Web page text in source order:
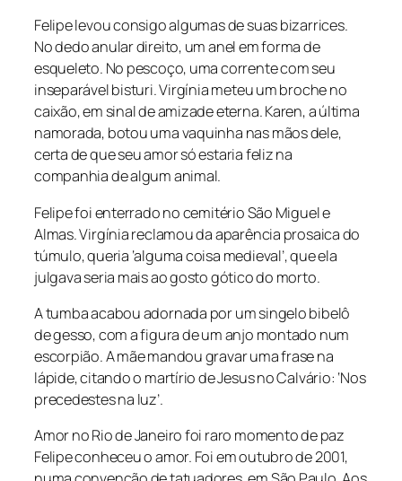
Felipe levou consigo algumas de suas bizarrices.
No dedo anular direito, um anel em forma de
esqueleto. No pescoço, uma corrente com seu
inseparável bisturi. Virgínia meteu um broche no
caixão, em sinal de amizade eterna. Karen, a última
namorada, botou uma vaquinha nas mãos dele,
certa de que seu amor só estaria feliz na
companhia de algum animal.
Felipe foi enterrado no cemitério São Miguel e
Almas. Virgínia reclamou da aparência prosaica do
túmulo, queria ‘alguma coisa medieval’, que ela
julgava seria mais ao gosto gótico do morto.
A tumba acabou adornada por um singelo bibelô
de gesso, com a figura de um anjo montado num
escorpião. A mãe mandou gravar uma frase na
lápide, citando o martírio de Jesus no Calvário: ‘Nos
precedestes na luz’.
Amor no Rio de Janeiro foi raro momento de paz
Felipe conheceu o amor. Foi em outubro de 2001,